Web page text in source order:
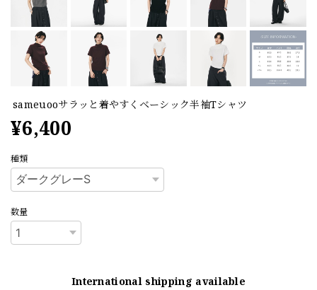
sameuooサラッと着やすくベーシック半袖Tシャツ
¥6,400
種類
数量
International shipping available